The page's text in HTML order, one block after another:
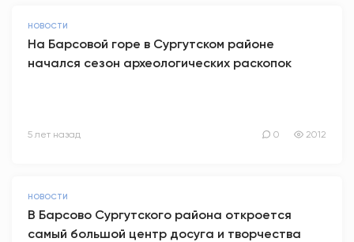
НОВОСТИ
На Барсовой горе в Сургутском районе
начался сезон археологических раскопок
5 лет назад 0 2012
НОВОСТИ
В Барсово Сургутского района откроется
самый большой центр досуга и творчества